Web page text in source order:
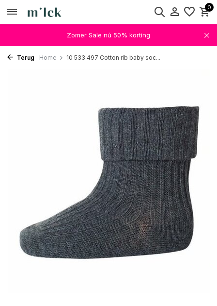
0
Zomer Sale nú 50% korting
Terug Home 10 533 497 Cotton rib baby soc...